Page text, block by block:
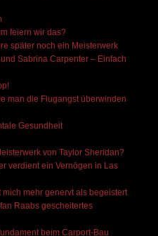
feiern wir das?
später noch ein Meisterwerk
Sabrina Carpenter – Einfach
man die Flugangst überwinden
Gesundheit
von Taylor Sheridan?
verdient ein Vernögen in Las
mehr genervt als begeistert
Raabs gescheitertes
beim Carport-Bau